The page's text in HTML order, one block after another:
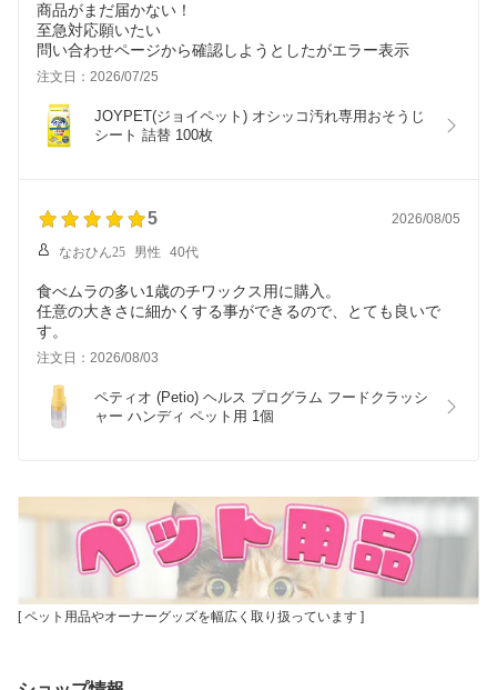
商品がまだ届かない！
至急対応願いたい
問い合わせページから確認しようとしたがエラー表示
注文日：2026/07/25
JOYPET(ジョイペット) オシッコ汚れ専用おそうじ
シート 詰替 100枚
5 2026/08/05
なおひん25 男性 40代
食べムラの多い1歳のチワックス用に購入。
任意の大きさに細かくする事ができるので、とても良いで
す。
注文日：2026/08/03
ペティオ (Petio) ヘルス プログラム フードクラッシ
ャー ハンディ ペット用 1個
[ ペット用品やオーナーグッズを幅広く取り扱っています ]